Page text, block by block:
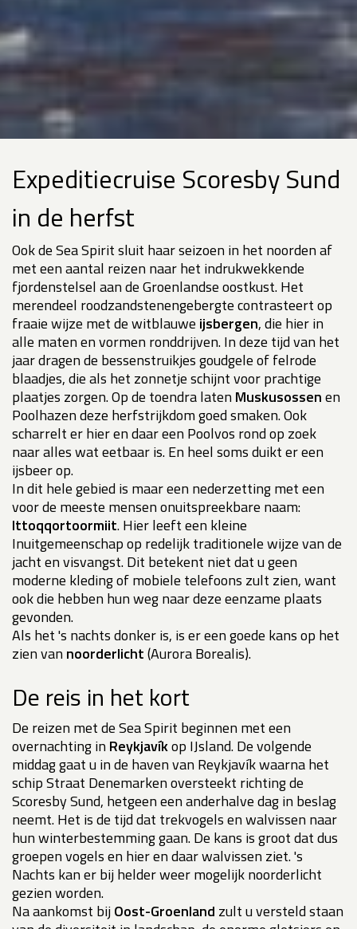
Expeditiecruise Scoresby Sund
in de herfst
Ook de Sea Spirit sluit haar seizoen in het noorden af
met een aantal reizen naar het indrukwekkende
fjordenstelsel aan de Groenlandse oostkust. Het
merendeel roodzandstenengebergte contrasteert op
fraaie wijze met de witblauwe ijsbergen, die hier in
alle maten en vormen ronddrijven. In deze tijd van het
jaar dragen de bessenstruikjes goudgele of felrode
blaadjes, die als het zonnetje schijnt voor prachtige
plaatjes zorgen. Op de toendra laten Muskusossenen
Poolhazen deze herfstrijkdom goed smaken. Ook
scharrelt er hier en daar een Poolvos rond op zoek
naar alles wat eetbaar is. En heel soms duikt er een
ijsbeer op.
In dit hele gebied is maar een nederzetting met een
voor de meeste mensen onuitspreekbare naam:
Ittoqqortoormiit. Hier leeft een kleine
Inuitgemeenschap op redelijk traditionele wijze van de
jacht en visvangst. Dit betekent niet dat u geen
moderne kleding of mobiele telefoons zult zien, want
ook die hebben hun weg naar deze eenzame plaats
gevonden.
Als het 's nachts donker is, is er een goede kans op het
zien van noorderlicht(Aurora Borealis).
De reis in het kort
De reizen met de Sea Spirit beginnen met een
overnachting in Reykjavíkop IJsland. De volgende
middag gaat u in de haven van Reykjavík waarna het
schip Straat Denemarken oversteekt richting de
Scoresby Sund, hetgeen een anderhalve dag in beslag
neemt. Het is de tijd dat trekvogels en walvissen naar
hun winterbestemming gaan. De kans is groot dat dus
groepen vogels en hier en daar walvissen ziet. 's
Nachts kan er bij helder weer mogelijk noorderlicht
gezien worden.
Na aankomst bijOost-Groenland zult u versteld staan